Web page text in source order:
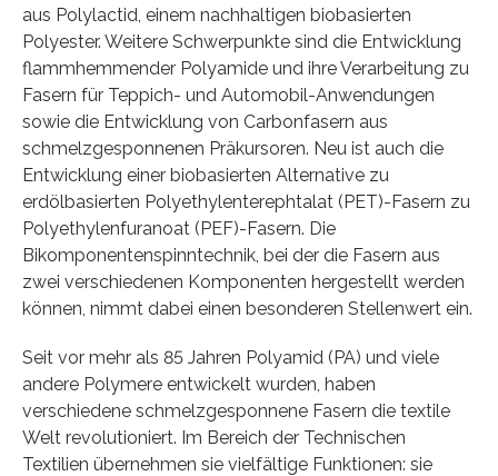
aus Polylactid, einem nachhaltigen biobasierten
Polyester. Weitere Schwerpunkte sind die Entwicklung
flammhemmender Polyamide und ihre Verarbeitung zu
Fasern für Teppich- und Automobil-Anwendungen
sowie die Entwicklung von Carbonfasern aus
schmelzgesponnenen Präkursoren. Neu ist auch die
Entwicklung einer biobasierten Alternative zu
erdölbasierten Polyethylenterephtalat (PET)-Fasern zu
Polyethylenfuranoat (PEF)-Fasern. Die
Bikomponentenspinntechnik, bei der die Fasern aus
zwei verschiedenen Komponenten hergestellt werden
können, nimmt dabei einen besonderen Stellenwert ein.
Seit vor mehr als 85 Jahren Polyamid (PA) und viele
andere Polymere entwickelt wurden, haben
verschiedene schmelzgesponnene Fasern die textile
Welt revolutioniert. Im Bereich der Technischen
Textilien übernehmen sie vielfältige Funktionen: sie